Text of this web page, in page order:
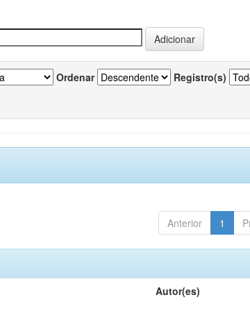
Ordenar Registro(s)
Anterior 1
Autor(es)